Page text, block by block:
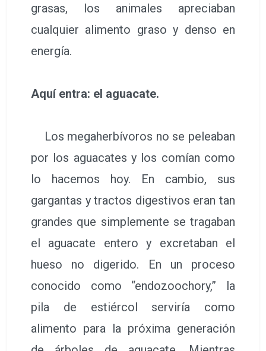
grasas, los animales apreciaban
cualquier alimento graso y denso en
energía.
Aquí entra: el aguacate.
Los megaherbívoros no se peleaban
por los aguacates y los comían como
lo hacemos hoy. En cambio, sus
gargantas y tractos digestivos eran tan
grandes que simplemente se tragaban
el aguacate entero y excretaban el
hueso no digerido. En un proceso
conocido como “endozoochory,” la
pila de estiércol serviría como
alimento para la próxima generación